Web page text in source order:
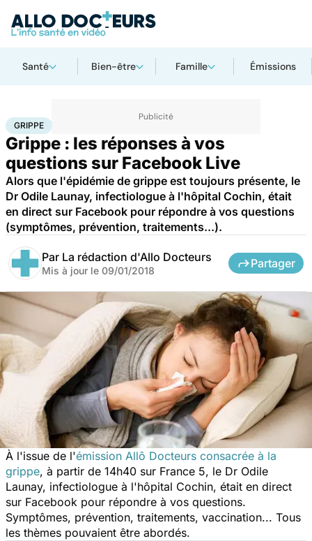
Santé Bien-être Famille Émissions
AccueilSanté
GRIPPE
Grippe : les réponses à vos
questions sur Facebook Live
Alors que l'épidémie de grippe est toujours présente, le
Dr Odile Launay, infectiologue à l'hôpital Cochin, était
en direct sur Facebook pour répondre à vos questions
(symptômes, prévention, traitements...).
Par La rédaction d'Allo Docteurs
Mis à jour le 09/01/2018
Partager
À l'issue de l'émission Allô Docteurs consacrée à la
grippe, à partir de 14h40 sur France 5, le Dr Odile
Launay, infectiologue à l'hôpital Cochin, était en direct
sur Facebook pour répondre à vos questions.
Symptômes, prévention, traitements, vaccination... Tous
les thèmes pouvaient être abordés.